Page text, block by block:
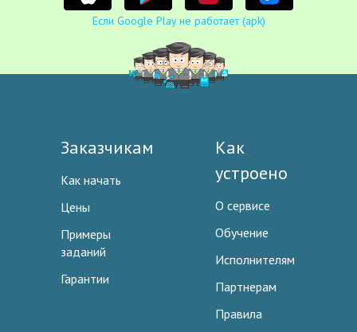
Если Google Play не работает (apk)
Заказчикам
Как начать
Цены
Примеры
заданий
Гарантии
Как
устроено
О сервисе
Обучение
Исполнителям
Партнерам
Правила